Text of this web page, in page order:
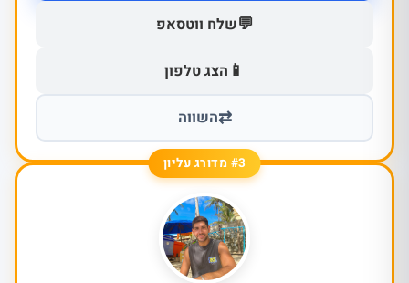
💬שלח ווטסאפ
📱 הצג טלפון
⇄השווה
#3 מדורג עליון